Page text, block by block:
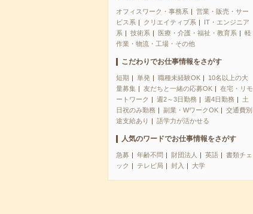
オフィスワーク・事務系
営業・販売・サー
ビス系
クリエイティブ系
IT・エンジニア
系
技術系 医療・介護・福祉・教育系
軽
作業・物流・工場・その他
こだわりでお仕事情報をさがす
短期 単発 職種未経験OK
10名以上の大
量募集
友だちと一緒の応募OK
在宅・リモ
ートワーク
週2～3日勤務 週4日勤務
土
日祝のみ勤務
副業・WワークOK
交通費別
途支給あり
語学力が活かせる
人気のワードでお仕事情報をさがす
急募 年齢不問 財団法人 英語
書類チェ
ック
テレビ局 封入 大学